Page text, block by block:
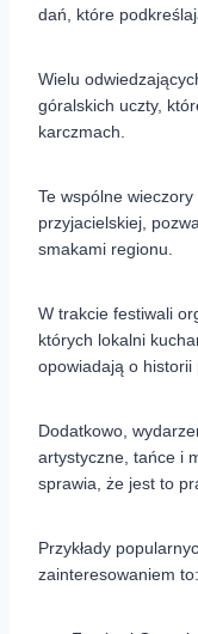
dań, które
Wielu
góralskich uczty,
karczmach.
Te wspólne
przyjacielskiej,
smakami regionu.
W trakcie festiwali
których lokalni
opowiadają o historii
Dodatkowo,
artystyczne, tańce i
sprawia, że jest to
Przykłady
zainteresowaniem to: